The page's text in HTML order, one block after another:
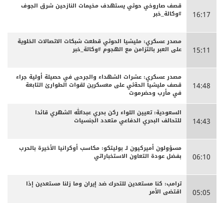
16:17
قصف صاروخي حوثي يستهدف مخيمات النازحين شرق الجوف
#وكالة_خبر
15:11
مصدر عسكري: مليشيا الحوثي قطعت شبكات الاتصالات الخلوية
على العبر بالتزامن مع الهجوم #وكالة_خبر
14:48
مصدر عسكري: عشرات الشهداء والجرحى ‏في حصيلة أولية جراء
قصف مليشيا الحةثي على معسكرين لقوات الطوارئ التابعة
في مأرب وحضرموت
14:43
السعودية: تعيين اللواء ركن بحري عبدالله الشهري قائدا
للتحالف البحري الدفاعي متعدد الجنسيات
06:10
مسؤولون أميركيون لـ بوليتكو: مكاسب أوكرانيا الأخيرة بالحرب
بفضل عودة التعاون الاستخباراتي
05:05
ترامب: كنا مستعدين للتحرك ضد إيران وما زلنا مستعدين إذا
اقتضى الأمر